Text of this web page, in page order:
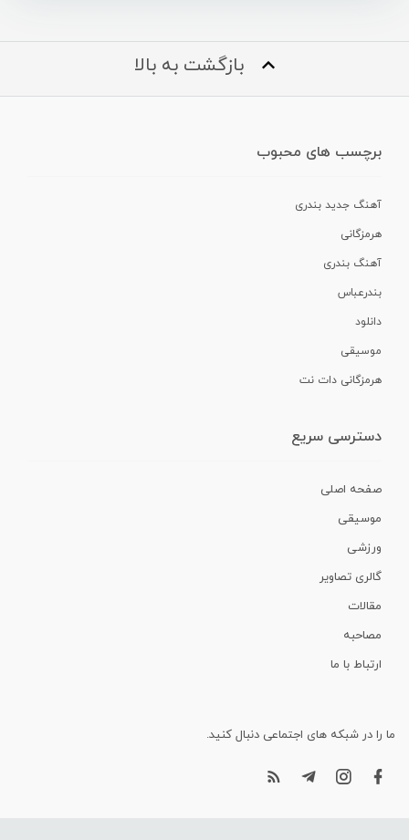
بازگشت به بالا
برچسب های محبوب
آهنگ جدید بندری
هرمزگانی
آهنگ بندری
بندرعباس
دانلود
موسیقی
هرمزگانی دات نت
دسترسی سریع
صفحه اصلی
موسیقی
ورزشی
گالری تصاویر
مقالات
مصاحبه
ارتباط با ما
ما را در شبکه های اجتماعی دنبال کنید.